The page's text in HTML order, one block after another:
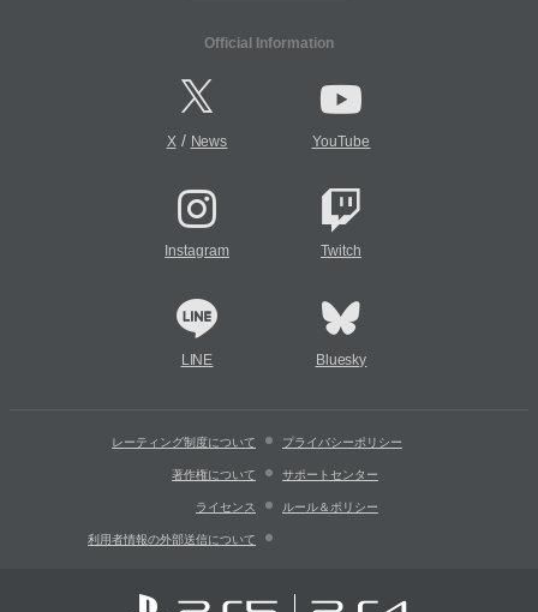
Official Information
X/ News YouTube
Instagram Twitch
LINE Bluesky
レーティング制度について プライバシーポリシー
著作権について サポートセンター
ライセンス ルール＆ポリシー
利用者情報の外部送信について